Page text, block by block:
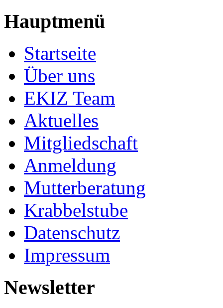
Hauptmenü
Startseite
Über uns
EKIZ Team
Aktuelles
Mitgliedschaft
Anmeldung
Mutterberatung
Krabbelstube
Datenschutz
Impressum
Newsletter